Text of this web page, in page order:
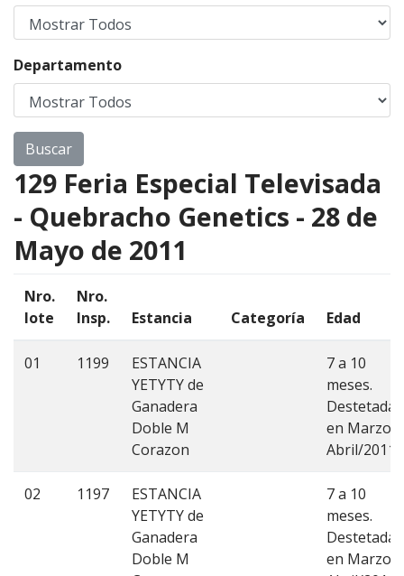
Departamento
129 Feria Especial Televisada
- Quebracho Genetics - 28 de
Mayo de 2011
Nro.
lote
Nro.
Insp.
Estancia Categoría Edad
01 1199
ESTANCIA
YETYTY de
Ganadera
Doble M
Corazon
7 a 10
meses.
Destetadas
en Marzo y
Abril/2011
02 1197
ESTANCIA
YETYTY de
Ganadera
Doble M
7 a 10
meses.
Destetadas
en Marzo y